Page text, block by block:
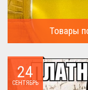
Товары
24
СЕНТЯБРЬ